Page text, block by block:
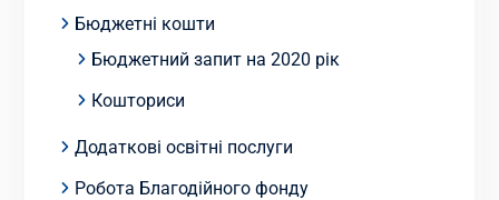
Бюджетні кошти
Бюджетний запит на 2020 рік
Кошториси
Додаткові освітні послуги
Робота Благодійного фонду